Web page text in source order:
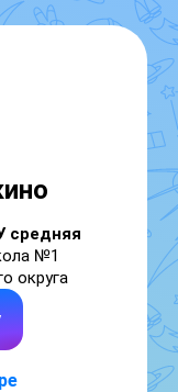
средняя
№1
округа